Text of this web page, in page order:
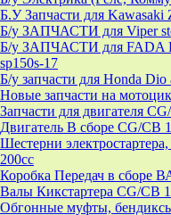
Б.У Запчасти для
Б/у ЗАПЧАСТИ для Viper
Б/у ЗАПЧАСТИ для FADA
sp150s-17
Б/у запчасти для Honda Dio
Новые запчасти на
Запчасти для двигателя
Двигатель В сборе CG/CB
Шестерни
200cc
Коробка Передач в сборе
Валы Кикстартера CG/CB
Обгонные муфты,